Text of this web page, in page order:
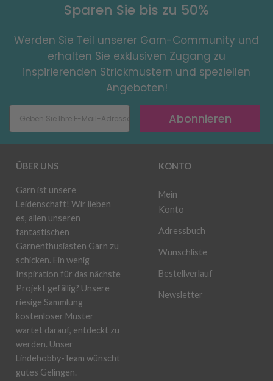
Sparen Sie bis zu 50%
Werden Sie Teil unserer Garn-Community und
erhalten Sie exklusiven Zugang zu
inspirierenden Strickmustern und speziellen
Angeboten!
Abonnieren
ÜBER UNS
Garn ist unsere
Leidenschaft! Wir lieben
es, allen unseren
fantastischen
Garnenthusiasten Garn zu
schicken. Ein wenig
Inspiration für das nächste
Projekt gefällig? Unsere
riesige Sammlung
kostenloser Muster
wartet darauf, entdeckt zu
werden. Unser
Lindehobby-Team wünscht
gutes Gelingen.
KONTO
Mein
Konto
Adressbuch
Wunschliste
Bestellverlauf
Newsletter